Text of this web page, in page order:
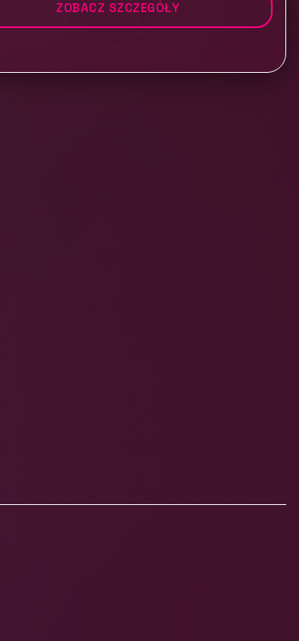
ZOBACZ SZCZEGÓŁY